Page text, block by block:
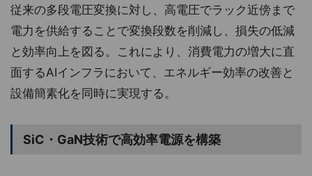
従来の多段電圧変換に対し、高電圧でラック近傍まで
電力を供給することで変換段数を削減し、損失の低減
と効率向上を図る。これにより、消費電力の増大に直
面するAIインフラにおいて、エネルギー効率の改善と
設備簡素化を同時に実現する。
SiC・GaN技術で高効率電源を構築